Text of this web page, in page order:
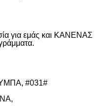
για εμάς και ΚΑΝΕΝΑΣ
#031#